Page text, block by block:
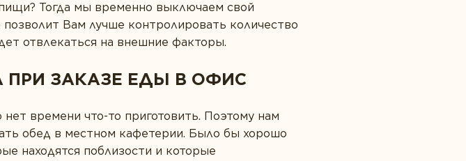
Тогда мы временно выключаем свой
Вам лучше контролировать количество
отвлекаться на внешние факторы.
ЗАКАЗЕ ЕДЫ В ОФИС
времени что-то приготовить. Поэтому нам
обед в местном кафетерии. Было бы хорошо
находятся поблизости и которые